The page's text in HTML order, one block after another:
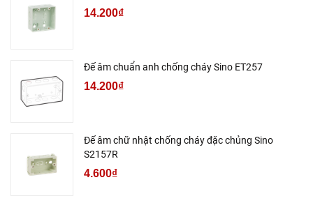
14.200₫
Đế âm chuẩn anh chống cháy Sino ET257
14.200₫
Đế âm chữ nhật chống cháy đặc chủng Sino
S2157R
4.600₫